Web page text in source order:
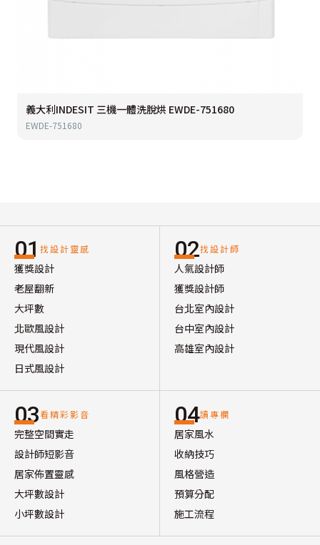
義大利INDESIT 三機一體洗脫烘 EWDE-751680
EWDE-751680
01 找設計靈感
獲獎設計
老屋翻新
大坪數
北歐風設計
現代風設計
日式風設計
02找設計師
人氣設計師
獲獎設計師
台北室內設計
台中室內設計
高雄室內設計
03看精彩影音
完整空間實走
設計師短影音
居家佈置靈感
大坪數設計
小坪數設計
04讀專欄
居家風水
收納技巧
風格營造
預算分配
施工流程